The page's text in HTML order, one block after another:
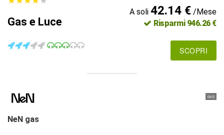
Gas e Luce
A soli 42.14 €/Mese
Risparmi 946.26 €
SCOPRI
GAS
NeN gas